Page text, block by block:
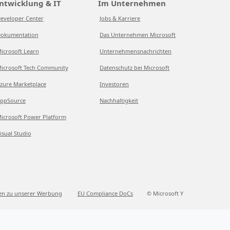
& IT
Center
Learn
Tech Community
Marketplace
Power Platform
Studio
Im Unternehmen
Jobs & Karriere
Das Unternehmen Microsoft
Unternehmensnachrichten
Datenschutz bei Microsoft
Investoren
Nachhaltigkeit
zu unserer Werbung EU Compliance DoCs © Microsoft Y